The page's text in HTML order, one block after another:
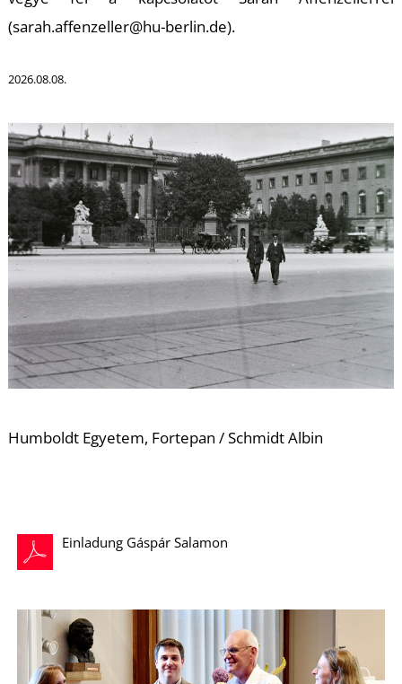
Humboldt Egyetem, Fortepan / Schmidt Albin
Einladung Gáspár Salamon
(sarah.affenzeller@hu-berlin.de).
2026.08.08.